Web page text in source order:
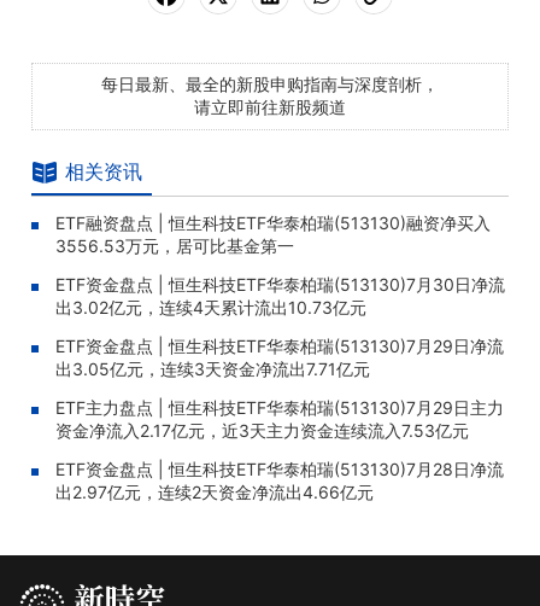
每日最新、最全的新股申购指南与深度剖析，
请立即前往新股频道
相关资讯
ETF融资盘点 | 恒生科技ETF华泰柏瑞(513130)融资净买入
3556.53万元，居可比基金第一
ETF资金盘点 | 恒生科技ETF华泰柏瑞(513130)7月30日净流
出3.02亿元，连续4天累计流出10.73亿元
ETF资金盘点 | 恒生科技ETF华泰柏瑞(513130)7月29日净流
出3.05亿元，连续3天资金净流出7.71亿元
ETF主力盘点 | 恒生科技ETF华泰柏瑞(513130)7月29日主力
资金净流入2.17亿元，近3天主力资金连续流入7.53亿元
ETF资金盘点 | 恒生科技ETF华泰柏瑞(513130)7月28日净流
出2.97亿元，连续2天资金净流出4.66亿元